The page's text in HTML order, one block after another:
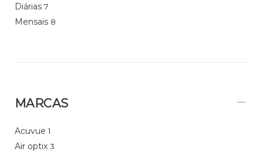
Diárias 7
Mensais 8
MARCAS
Acuvue 1
Air optix 3